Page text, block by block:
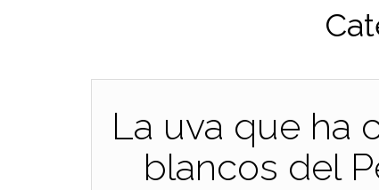
La uva que ha
blancos del